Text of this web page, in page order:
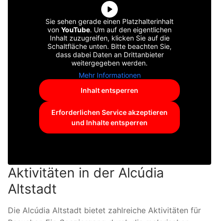
Sie sehen gerade einen Platzhalterinhalt
von YouTube. Um auf den eigentlichen
Inhalt zuzugreifen, klicken Sie auf die
Schaltfläche unten. Bitte beachten Sie,
dass dabei Daten an Drittanbieter
weitergegeben werden.
Mehr Informationen
Inhalt entsperren
Erforderlichen Service akzeptieren
und Inhalte entsperren
Aktivitäten in der Alcúdia
Altstadt
Die Alcúdia Altstadt bietet zahlreiche Aktivitäten für